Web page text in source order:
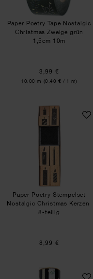
Paper Poetry Tape Nostalgic
Christmas Zweige grün
1,5cm 10m
3,99 €
Inhalt:
10,00 m (0,40 € / 1 m)
Paper
Paper Poetry Stempelset
Nostalgic Christmas Kerzen
8-teilig
8,99 €
Paper